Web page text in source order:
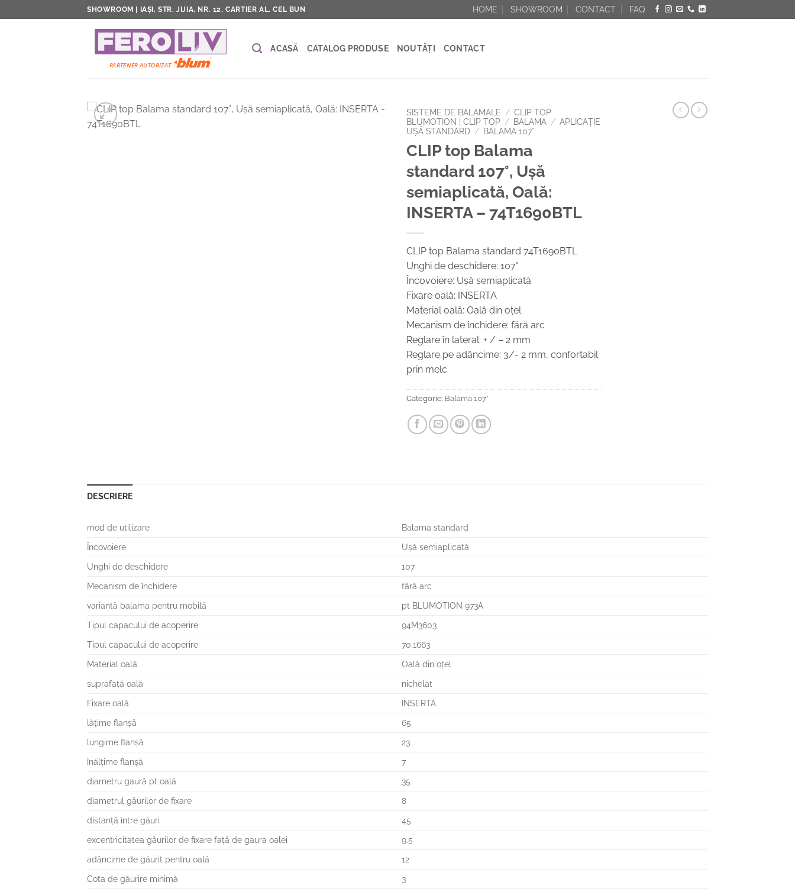
to
SHOWROOM | IAȘI, STR. JIJIA, NR. 12, CARTIER AL. CEL BUN HOME SHOWROOM CONTACT FAQ
ACASĂ CATALOG PRODUSE NOUTĂȚI CONTACT
SISTEME DE BALAMALE / CLIP TOP
BLUMOTION | CLIP TOP / BALAMA / APLICAŢIE
UŞĂ STANDARD / BALAMA 107°
CLIP top Balama
standard 107°, Uşă
semiaplicată, Oală:
INSERTA – 74T1690BTL
CLIP top Balama standard 74T1690BTL
Unghi de deschidere: 107°
Încovoiere: Uşă semiaplicată
Fixare oală: INSERTA
Material oală: Oală din oţel
Mecanism de închidere: fără arc
Reglare în lateral: + / – 2 mm
Reglare pe adâncime: 3/- 2 mm, confortabil
prin melc
Categorie: Balama 107°
DESCRIERE
mod de utilizare
Balama standard
Încovoiere
Uşă semiaplicată
Unghi de deschidere
107
Mecanism de închidere
fără arc
variantă balama pentru mobilă
pt BLUMOTION 973A
Tipul capacului de acoperire
94M3603
Tipul capacului de acoperire
70.1663
Material oală
Oală din oţel
suprafaţă oală
nichelat
Fixare oală
INSERTA
lăţime flanşă
65
lungime flanşă
23
înălţime flanşă
7
diametru gaură pt oală
35
diametrul găurilor de fixare
8
distanţă între găuri
45
excentricitatea găurilor de fixare faţă de gaura oalei
9.5
adâncime de găurit pentru oală
12
Cota de găurire minimă
3